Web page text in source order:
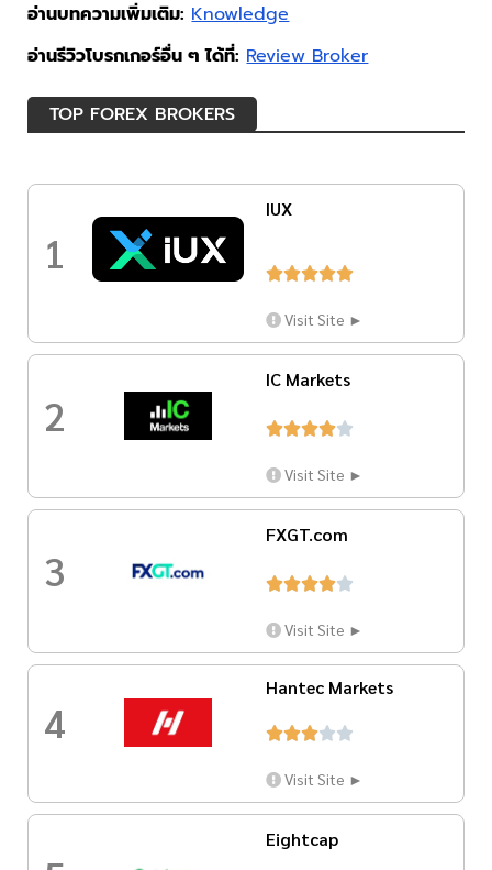
อ่านบทความเพิ่มเติม: Knowledge
อ่านรีวิวโบรกเกอร์อื่น ๆ ได้ที่: Review Broker
TOP FOREX BROKERS
1
IUX

Visit Site ►
2
IC Markets

Visit Site ►
3
FXGT.com

Visit Site ►
4
Hantec Markets

Visit Site ►
Eightcap